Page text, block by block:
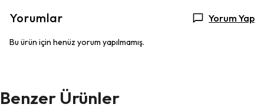
Yorumlar Yorum Yap
Bu ürün için henüz yorum yapılmamış.
Benzer Ürünler